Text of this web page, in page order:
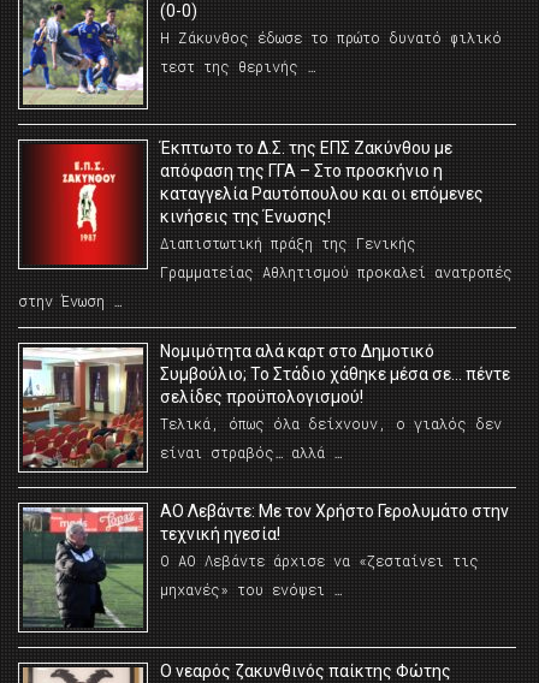
(0-0)
Η Ζάκυνθος έδωσε το πρώτο δυνατό φιλικό
τεστ της θερινής …
Έκπτωτο το Δ.Σ. της ΕΠΣ Ζακύνθου με
απόφαση της ΓΓΑ – Στο προσκήνιο η
καταγγελία Ραυτόπουλου και οι επόμενες
κινήσεις της Ένωσης!
Διαπιστωτική πράξη της Γενικής
Γραμματείας Αθλητισμού προκαλεί ανατροπές
στην Ένωση …
Νομιμότητα αλά καρτ στο Δημοτικό
Συμβούλιο; Το Στάδιο χάθηκε μέσα σε… πέντε
σελίδες προϋπολογισμού!
Τελικά, όπως όλα δείχνουν, ο γιαλός δεν
είναι στραβός… αλλά …
ΑΟ Λεβάντε: Με τον Χρήστο Γερολυμάτο στην
τεχνική ηγεσία!
Ο ΑΟ Λεβάντε άρχισε να «ζεσταίνει τις
μηχανές» του ενόψει …
O νεαρός ζακυνθινός παίκτης Φώτης